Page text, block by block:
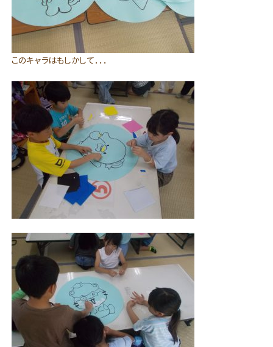
このキャラはもしかして．．．